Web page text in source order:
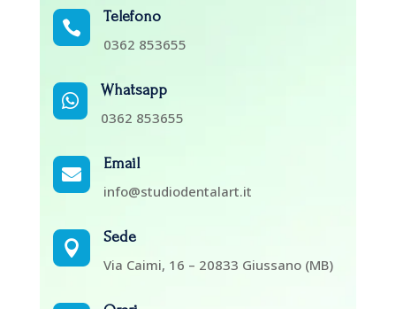

Telefono
0362 853655

Whatsapp
0362 853655

Email
info@studiodentalart.it

Sede
Via Caimi, 16 – 20833 Giussano (MB)